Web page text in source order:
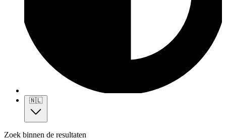
🇳🇱
Zoek binnen de resultaten